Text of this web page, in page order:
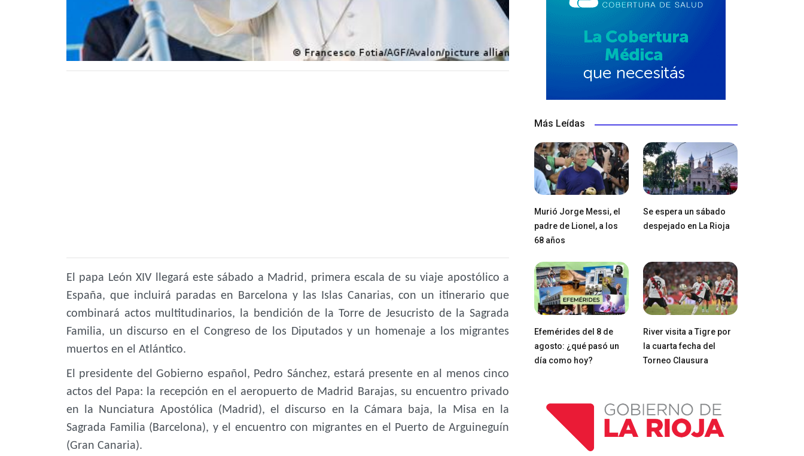
El papa León XIV llegará este sábado a Madrid, primera escala de su viaje apostólico a
España, que incluirá paradas en Barcelona y las Islas Canarias, con un itinerario que
combinará actos multitudinarios, la bendición de la Torre de Jesucristo de la Sagrada
Familia, un discurso en el Congreso de los Diputados y un homenaje a los migrantes
muertos en el Atlántico.
El presidente del Gobierno español, Pedro Sánchez, estará presente en al menos cinco
actos del Papa: la recepción en el aeropuerto de Madrid Barajas, su encuentro privado
en la Nunciatura Apostólica (Madrid), el discurso en la Cámara baja, la Misa en la
Sagrada Familia (Barcelona), y el encuentro con migrantes en el Puerto de Arguineguín
(Gran Canaria).
Más Leídas
Murió Jorge Messi, el
padre de Lionel, a los
68 años
Se espera un sábado
despejado en La Rioja
Efemérides del 8 de
agosto: ¿qué pasó un
día como hoy?
River visita a Tigre por
la cuarta fecha del
Torneo Clausura